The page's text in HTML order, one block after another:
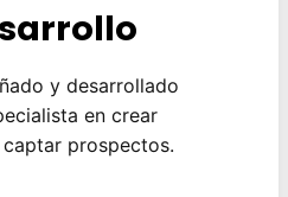
y desarrollado
en crear
prospectos.